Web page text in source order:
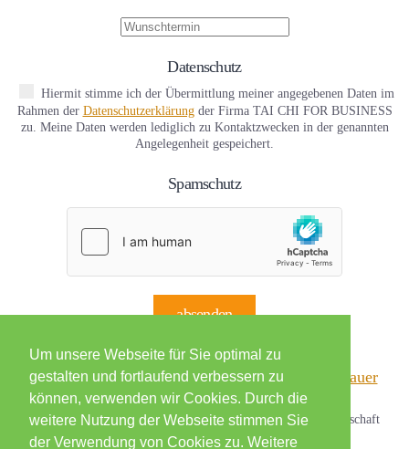
Um unsere Webseite für Sie optimal zu
gestalten und fortlaufend verbessern zu
können, verwenden wir Cookies. Durch die
weitere Nutzung der Webseite stimmen Sie
der Verwendung von Cookies zu. Weitere
Datenschutz
Hiermit stimme ich der Übermittlung meiner angegebenen Daten im
Rahmen der Datenschutzerklärungder Firma TAI CHI FOR BUSINESS
zu. Meine Daten werden lediglich zu Kontaktzwecken in der genannten
Angelegenheit gespeichert.
Spamschutz
absenden
Zertifiziert für Präventions­kurse von der Kooperations­gemeinschaft
gesetzlicher Kranken­kassen